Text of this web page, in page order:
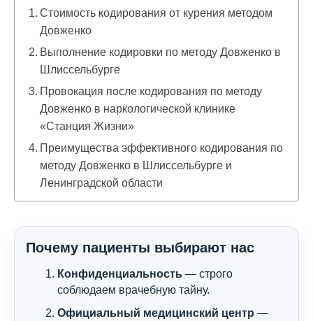
Стоимость кодирования от курения методом
Довженко
Выполнение кодировки по методу Довженко в
Шлиссельбурге
Провокация после кодирования по методу
Довженко в наркологической клинике
«Станция Жизни»
Преимущества эффективного кодирования по
методу Довженко в Шлиссельбурге и
Ленинградской области
Почему пациенты выбирают нас
Конфиденциальность — строго
соблюдаем врачебную тайну.
Официальный медицинский центр —